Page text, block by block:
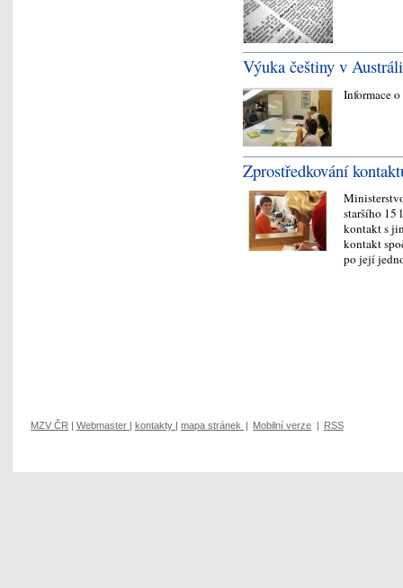
Výuka češtiny v
Informace
Zprostředkování
staršího 15
kontakt s
kontakt
po její
MZV ČR | Webmaster | kontakty | mapa stránek | Mobilní verze | RSS